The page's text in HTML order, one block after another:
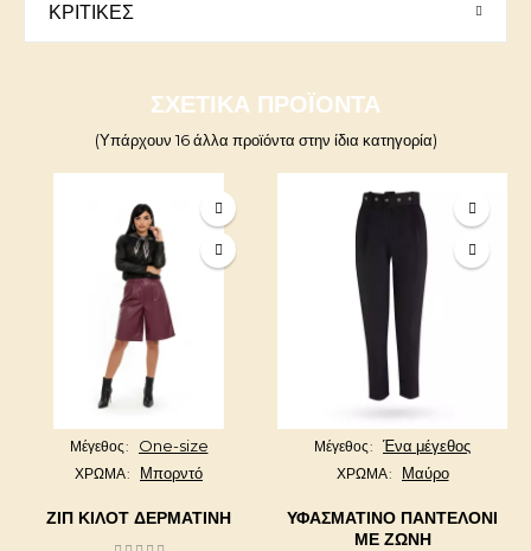
ΚΡΙΤΙΚΈΣ
ΣΧΕΤΙΚΆ ΠΡΟΪΌΝΤΑ
(Υπάρχουν 16 άλλα προϊόντα στην ίδια κατηγορία)
Μέγεθος One-size
ΧΡΩΜΑ Μπορντό
ΖΙΠ ΚΙΛΌΤ ΔΕΡΜΑΤΊΝΗ
Μέγεθος Ένα μέγεθος
ΧΡΩΜΑ Μαύρο
ΥΦΑΣΜΆΤΙΝΟ ΠΑΝΤΕΛΌΝΙ
ΜΕ ΖΏΝΗ